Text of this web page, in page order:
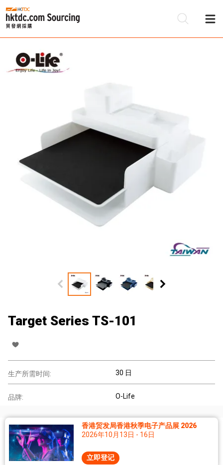
Target Series TS-101
生产所需时间: 30 日
品牌: O-Life
香港贸发局香港秋季电子产品展 2026
2026年10月13日 - 16日
立即登记